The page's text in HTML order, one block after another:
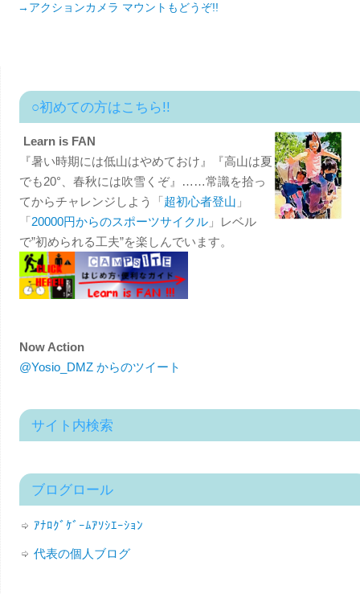
→アクションカメラ マウントもどうぞ!!
○初めての方はこちら!!
Learn is FAN
『暑い時期には低山はやめておけ』『高山は夏
でも20°、春秋には吹雪くぞ』……常識を拾っ
てからチャレンジしよう「超初心者登山 」
「20000円からのスポーツサイクル」レベル
で”初められる工夫”を楽しんでいます。
Now Action
@Yosio_DMZ からのツイート
サイト内検索
ブログロール
ｱﾅﾛｸﾞｹﾞｰﾑｱｿｼｴｰｼｮﾝ
代表の個人ブログ